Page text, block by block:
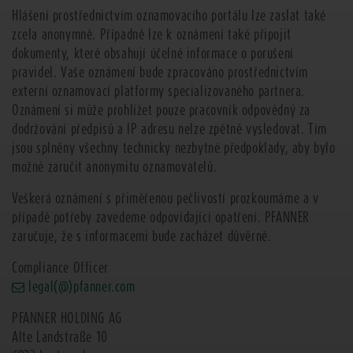
Hlášení prostřednictvím oznamovacího portálu lze zaslat také
zcela anonymně. Případně lze k oznámení také připojit
dokumenty, které obsahují účelné informace o porušení
pravidel. Vaše oznámení bude zpracováno prostřednictvím
externí oznamovací platformy specializovaného partnera.
Oznámení si může prohlížet pouze pracovník odpovědný za
dodržování předpisů a IP adresu nelze zpětně vysledovat. Tím
jsou splněny všechny technicky nezbytné předpoklady, aby bylo
možné zaručit anonymitu oznamovatelů.
Veškerá oznámení s přiměřenou pečlivostí prozkoumáme a v
případě potřeby zavedeme odpovídající opatření. PFANNER
zaručuje, že s informacemi bude zacházet důvěrně.
Compliance Officer
legal (@)pfanner.com
PFANNER HOLDING AG
Alte Landstraße 10